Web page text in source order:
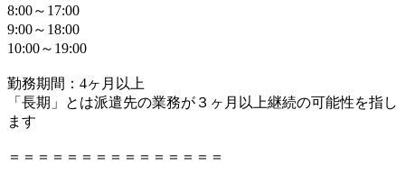
8:00～17:00
9:00～18:00
10:00～19:00
勤務期間：4ヶ月以上
「長期」とは派遣先の業務が３ヶ月以上継続の可能性を指し
ます
＝＝＝＝＝＝＝＝＝＝＝＝＝＝＝